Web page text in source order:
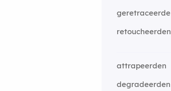
geretraceerde
retoucheerden
attrapeerden
degradeerden